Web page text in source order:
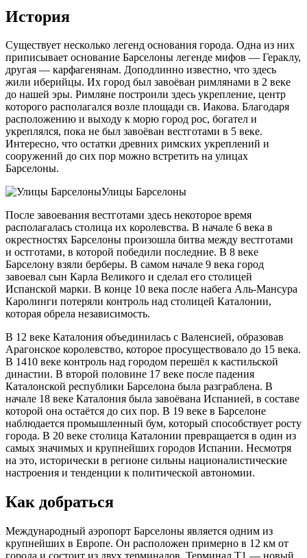
История
Существует несколько легенд основания города. Одна из них
приписывает основание Барселоны легенде мифов — Гераклу,
другая — карфагенянам. Доподлинно известно, что здесь
жили иберийцы. Их город был завоёван римлянами в 2 веке
до нашей эры. Римляне построили здесь укрепление, центр
которого располагался возле площади св. Иакова. Благодаря
расположению и выходу к морю город рос, богател и
укреплялся, пока не был завоёван вестготами в 5 веке.
Интересно, что остатки древних римских укреплений и
сооружений до сих пор можно встретить на улицах
Барселоны.
Улицы Барселоны
После завоевания вестготами здесь некоторое время
располагалась столица их королевства. В начале 6 века в
окрестностях Барселоны произошла битва между вестготами
и остготами, в которой победили последние. В 8 веке
Барселону взяли берберы. В самом начале 9 века город
завоевал сын Карла Великого и сделал его столицей
Испанской марки. В конце 10 века после набега Аль-Мансура
Каролинги потеряли контроль над столицей Каталонии,
которая обрела независимость.
В 12 веке Каталония объединилась с Валенсией, образовав
Арагонское королевство, которое просуществовало до 15 века.
В 1410 веке контроль над городом перешёл к кастильской
династии. В второй половине 17 веке после падения
Каталонской республики Барселона была разграблена. В
начале 18 веке Каталония была завоёвана Испанией, в составе
которой она остаётся до сих пор. В 19 веке в Барселоне
наблюдается промышленный бум, который способствует росту
города. В 20 веке столица Каталонии превращается в один из
самых значимых и крупнейших городов Испании. Несмотря
на это, исторически в регионе сильны националистические
настроения и тенденции к политической автономии.
Как добраться
Международный аэропорт Барселоны является одним из
крупнейших в Европе. Он расположен примерно в 12 км от